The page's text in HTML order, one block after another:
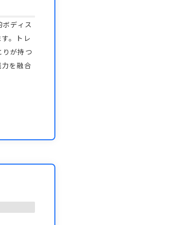
ディス
。トレ
りが持つ
を融合